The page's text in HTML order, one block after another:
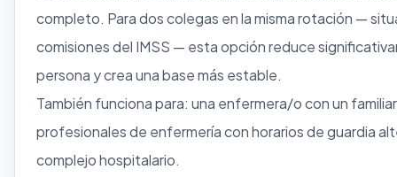
completo. Para dos colegas en la misma rotación —
comisiones del IMSS — esta opción reduce
persona y crea una base más estable.
También funciona para: una enfermera/o con un
profesionales de enfermería con horarios de guardia
complejo hospitalario.